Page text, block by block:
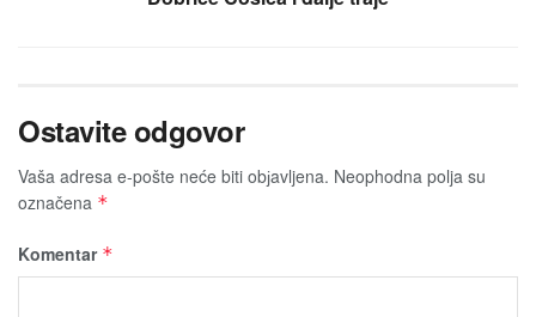
Ostavite odgovor
Vaša adresa e-pošte neće biti obјavljena. Neophodna polja su
označena *
Komentar *